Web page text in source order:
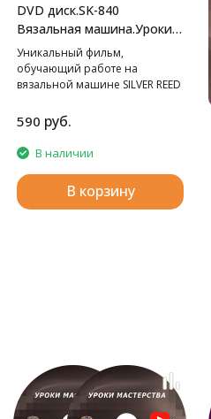
DVD диск.SK-840
Вязальная машина.Уроки
мастерства.
Уникальный фильм,
обучающий работе на
вязальной машине SILVER REED
590 руб.
В наличии
В корзину